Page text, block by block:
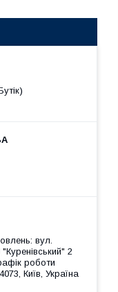
вул.
2
роботи
Київ, Україна